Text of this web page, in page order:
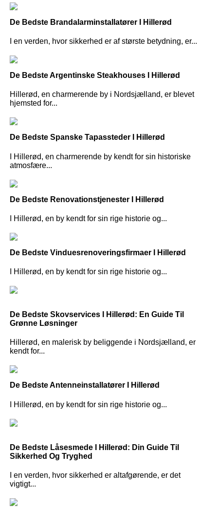
De Bedste Brandalarminstallatører I Hillerød
I en verden, hvor sikkerhed er af største betydning, er...
De Bedste Argentinske Steakhouses I Hillerød
Hillerød, en charmerende by i Nordsjælland, er blevet
hjemsted for...
De Bedste Spanske Tapassteder I Hillerød
I Hillerød, en charmerende by kendt for sin historiske
atmosfære...
De Bedste Renovationstjenester I Hillerød
I Hillerød, en by kendt for sin rige historie og...
De Bedste Vinduesrenoveringsfirmaer I Hillerød
I Hillerød, en by kendt for sin rige historie og...
De Bedste Skovservices I Hillerød: En Guide Til
Grønne Løsninger
Hillerød, en malerisk by beliggende i Nordsjælland, er
kendt for...
De Bedste Antenneinstallatører I Hillerød
I Hillerød, en by kendt for sin rige historie og...
De Bedste Låsesmede I Hillerød: Din Guide Til
Sikkerhed Og Tryghed
I en verden, hvor sikkerhed er altafgørende, er det
vigtigt...